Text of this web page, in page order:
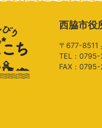
西脇市役
〒677-8511
TEL：0795-
FAX：0795-